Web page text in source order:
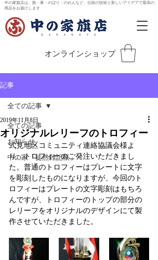
中の家旗店は、旗・幕・のぼり・のれんなど、伝統の技術と新しいアイデアで最高の
商品をお届けします
オンラインショップ
記事
全ての記事
お知らせ
中の家「徒然雑記帳」
全ての記事
オリジナルレリーフのトロフィー
2019年11月8日
式見地区コミュニティ連絡協議会様よ
り、トロフィーのご発注いただきまし
た。普通のトロフィーはプレートに文字
を彫刻したものになりますが、今回のト
ロフィーはプレートの文字彫刻はもちろ
んですが、トロフィーのトップの部分の
レリーフをオリジナルのデザインにて製
作させていただきました。